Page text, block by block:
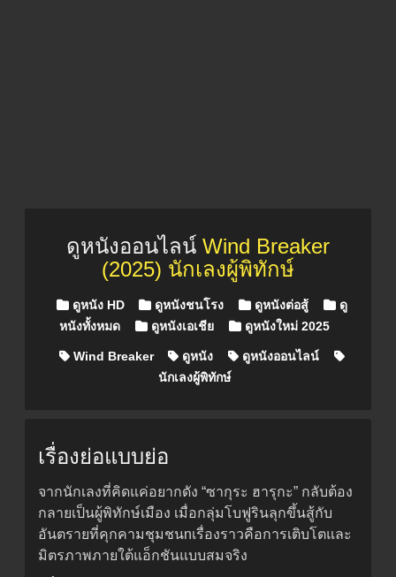
ดูหนังออนไลน์ Wind Breaker
(2025) นักเลงผู้พิทักษ์
Posted in
ดูหนัง HD ดูหนังชนโรง ดูหนังต่อสู้
ดู
หนังทั้งหมด
ดูหนังเอเชีย ดูหนังใหม่ 2025
Wind Breaker ดูหนัง
ดูหนังออนไลน์
นักเลงผู้พิทักษ์
เรื่องย่อแบบย่อ
จากนักเลงที่คิดแค่อยากดัง “ซากุระ ฮารุกะ” กลับต้อง
กลายเป็นผู้พิทักษ์เมือง เมื่อกลุ่มโบฟูรินลุกขึ้นสู้กับ
อันตรายที่คุกคามชุมชนnเรื่องราวคือการเติบโตและ
มิตรภาพภายใต้แอ็กชันแบบสมจริง